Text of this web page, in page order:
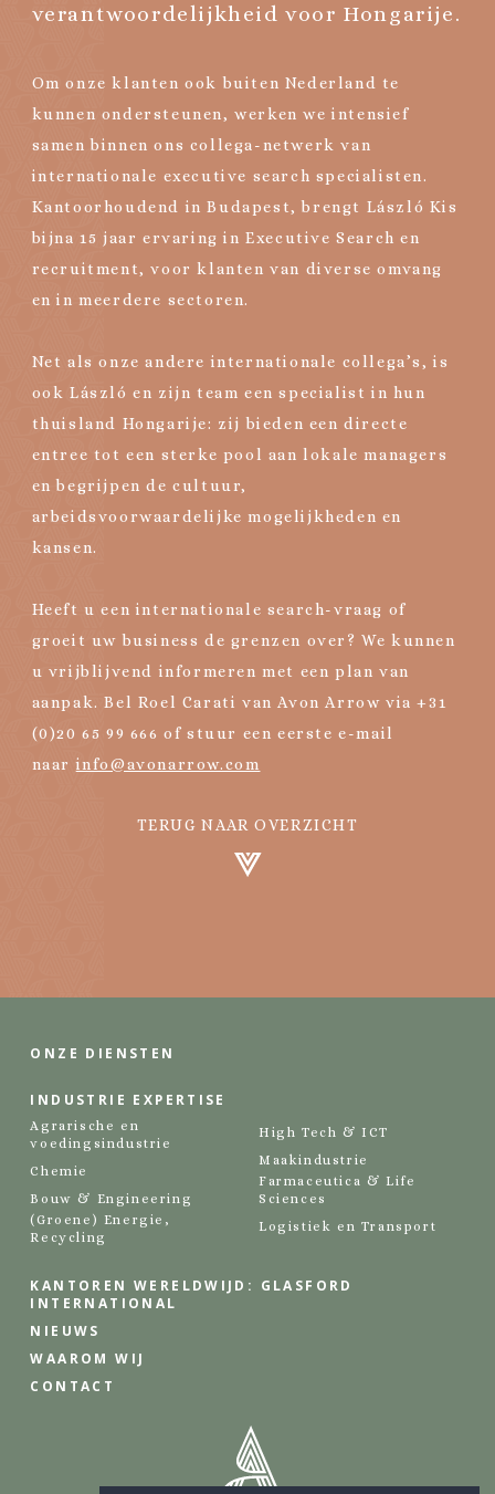
verantwoordelijkheid voor Hongarije.
Om onze klanten ook buiten Nederland te
kunnen ondersteunen, werken we intensief
samen binnen ons collega-netwerk van
internationale executive search specialisten.
Kantoorhoudend in Budapest, brengt László Kis
bijna 15 jaar ervaring in Executive Search en
recruitment, voor klanten van diverse omvang
en in meerdere sectoren.
Net als onze andere internationale collega’s, is
ook László en zijn team een specialist in hun
thuisland Hongarije: zij bieden een directe
entree tot een sterke pool aan lokale managers
en begrijpen de cultuur,
arbeidsvoorwaardelijke mogelijkheden en
kansen.
Heeft u een internationale search-vraag of
groeit uw business de grenzen over? We kunnen
u vrijblijvend informeren met een plan van
aanpak. Bel Roel Carati van Avon Arrow via +31
(0)20 65 99 666 of stuur een eerste e-mail
naarinfo@avonarrow.com
TERUG NAAR OVERZICHT
ONZE DIENSTEN
INDUSTRIE EXPERTISE
Agrarische en
voedingsindustrie
Chemie
Bouw & Engineering
(Groene) Energie,
Recycling
High Tech & ICT
Maakindustrie
Farmaceutica & Life
Sciences
Logistiek en Transport
KANTOREN WERELDWIJD: GLASFORD
INTERNATIONAL
NIEUWS
WAAROM WIJ
CONTACT